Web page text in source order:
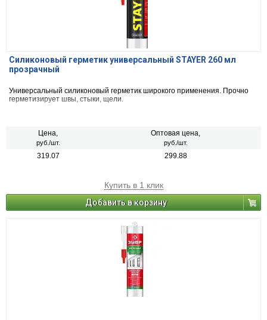
Силиконовый герметик универсальный STAYER 260 мл
прозрачный
Универсальный силиконовый герметик широкого применения. Прочно
герметизирует швы, стыки, щели.
Цена,
руб./шт.
Оптовая цена,
руб./шт.
319.07 299.88
Купить в 1 клик
Добавить в корзину